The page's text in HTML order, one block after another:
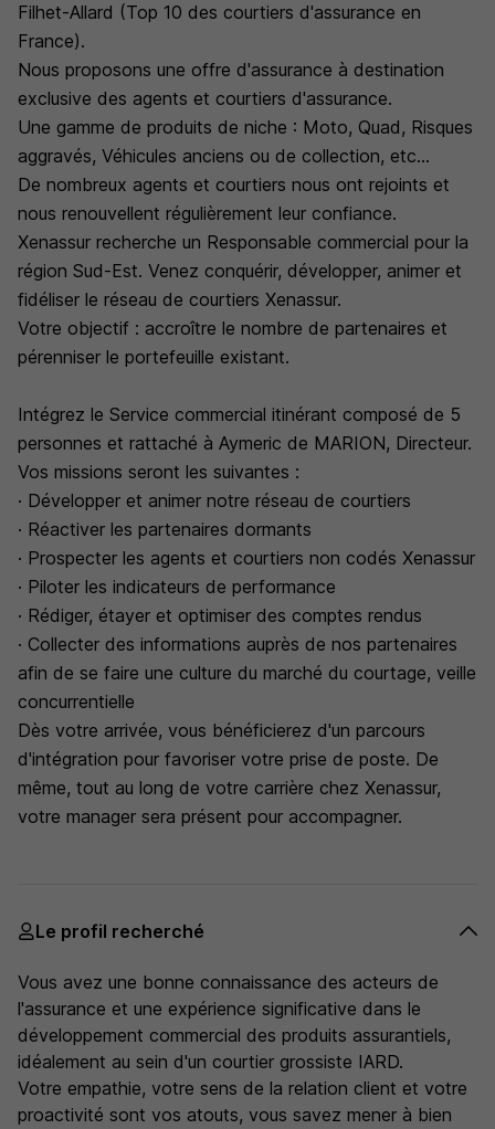
Filhet-Allard (Top 10 des courtiers d'assurance en
France).
Nous proposons une offre d'assurance à destination
exclusive des agents et courtiers d'assurance.
Une gamme de produits de niche : Moto, Quad, Risques
aggravés, Véhicules anciens ou de collection, etc...
De nombreux agents et courtiers nous ont rejoints et
nous renouvellent régulièrement leur confiance.
Xenassur recherche un Responsable commercial pour la
région Sud-Est. Venez conquérir, développer, animer et
fidéliser le réseau de courtiers Xenassur.
Votre objectif : accroître le nombre de partenaires et
pérenniser le portefeuille existant.
Intégrez le Service commercial itinérant composé de 5
personnes et rattaché à Aymeric de MARION, Directeur.
Vos missions seront les suivantes :
· Développer et animer notre réseau de courtiers
· Réactiver les partenaires dormants
· Prospecter les agents et courtiers non codés Xenassur
· Piloter les indicateurs de performance
· Rédiger, étayer et optimiser des comptes rendus
· Collecter des informations auprès de nos partenaires
afin de se faire une culture du marché du courtage, veille
concurrentielle
Dès votre arrivée, vous bénéficierez d'un parcours
d'intégration pour favoriser votre prise de poste. De
même, tout au long de votre carrière chez Xenassur,
votre manager sera présent pour accompagner.
Le profil recherché
Vous avez une bonne connaissance des acteurs de
l'assurance et une expérience significative dans le
développement commercial des produits assurantiels,
idéalement au sein d'un courtier grossiste IARD.
Votre empathie, votre sens de la relation client et votre
proactivité sont vos atouts, vous savez mener à bien